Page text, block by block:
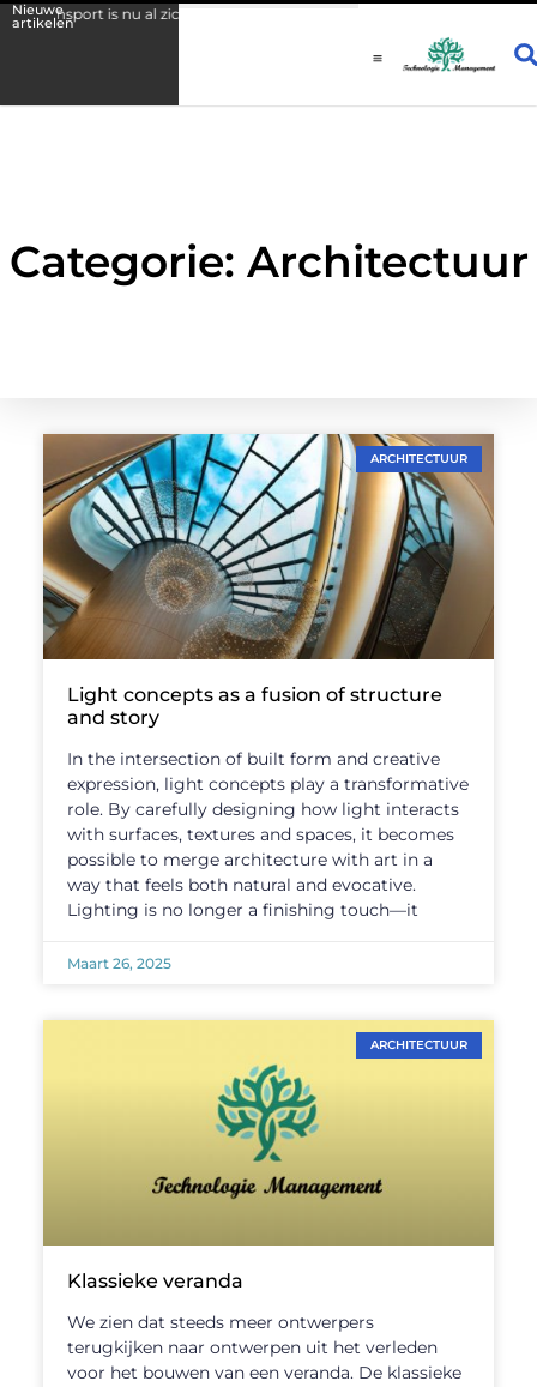
Nieuwe
artikelenis nu al zichtbaar
Categorie: Architectuur
ARCHITECTUUR
Light concepts as a fusion of structure
and story
In the intersection of built form and creative
expression, light concepts play a transformative
role. By carefully designing how light interacts
with surfaces, textures and spaces, it becomes
possible to merge architecture with art in a
way that feels both natural and evocative.
Lighting is no longer a finishing touch—it
Maart 26, 2025
ARCHITECTUUR
Klassieke veranda
We zien dat steeds meer ontwerpers
terugkijken naar ontwerpen uit het verleden
voor het bouwen van een veranda. De klassieke